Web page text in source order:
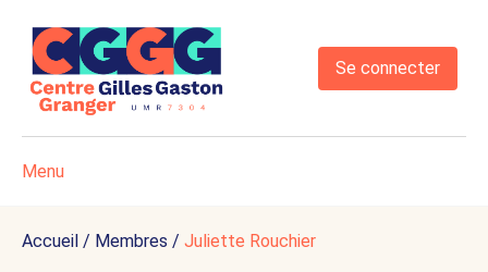
Se connecter
Menu
Accueil / Membres / Juliette Rouchier